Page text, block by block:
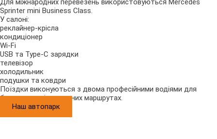
Для міжнародних перевезень використовуються Mercedes
Sprinter mini Business Class.
У салоні:
реклайнер-крісла
кондиціонер
Wi-Fi
USB та Type-C зарядки
телевізор
холодильник
подушки та ковдри
Поїздки виконуються з двома професійними водіями для
безпеки на міжнародних маршрутах.
Наш автопарк